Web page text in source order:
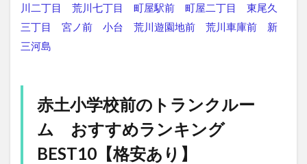
川二丁目
荒川七丁目 町屋駅前 町屋二丁目
東尾久
三丁目
宮ノ前 小台 荒川遊園地前 荒川車庫前
新
三河島
赤土小学校前のトランクルー
ム おすすめランキング
BEST10【格安あり】